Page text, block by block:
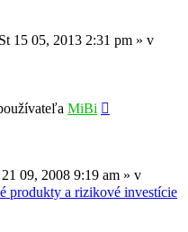
St 15 05, 2013 2:31 pm » v
MiBi
09, 2008 9:19 am » v
produkty a rizikové investície